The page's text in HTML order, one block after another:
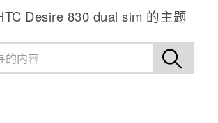
Desire 830 dual sim 的主题